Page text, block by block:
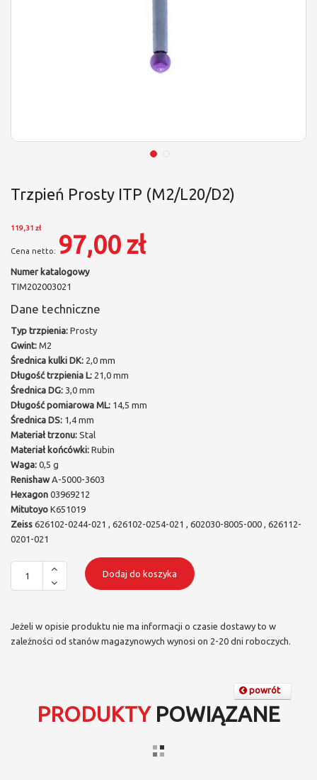
Trzpień Prosty ITP (M2/L20/D2)
119,31 zł
97,00 zł
Numer katalogowy
TIM202003021
Dane techniczne
Typ trzpienia: Prosty
Gwint: M2
Średnica kulki DK: 2,0 mm
Długość trzpienia L: 21,0 mm
Średnica DG: 3,0 mm
Długość pomiarowa ML: 14,5 mm
Średnica DS: 1,4 mm
Materiał trzonu: Stal
Materiał końcówki: Rubin
Waga: 0,5 g
RenishawA-5000-3603
Hexagon 03969212
Mitutoyo K651019
Zeiss 626102-0244-021 , 626102-0254-021 , 602030-8005-000 , 626112-
0201-021
Dodaj do koszyka
Jeżeli w opisie produktu nie ma informacji o czasie dostawy to w
zależności od stanów magazynowych wynosi on 2-20 dni roboczych.
powrót
PRODUKTYPOWIĄZANE